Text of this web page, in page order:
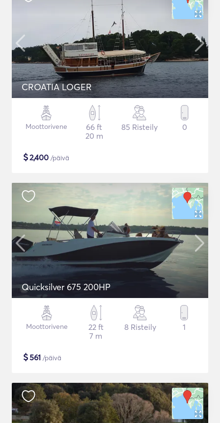
CROATIA LOGER
Moottorivene
66 ft
20 m
85 Risteily 0
$2,400 /päivä
Quicksilver 675 200HP
Moottorivene
22 ft
7 m
8 Risteily 1
$561 /päivä